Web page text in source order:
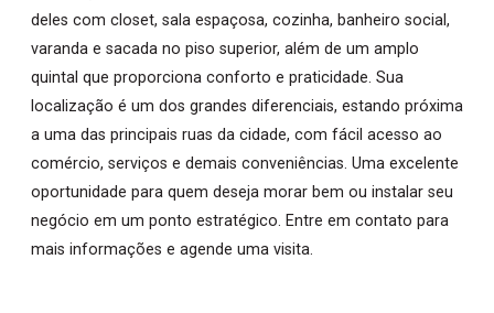
deles com closet, sala espaçosa, cozinha, banheiro social,
varanda e sacada no piso superior, além de um amplo
quintal que proporciona conforto e praticidade. Sua
localização é um dos grandes diferenciais, estando próxima
a uma das principais ruas da cidade, com fácil acesso ao
comércio, serviços e demais conveniências. Uma excelente
oportunidade para quem deseja morar bem ou instalar seu
negócio em um ponto estratégico. Entre em contato para
mais informações e agende uma visita.